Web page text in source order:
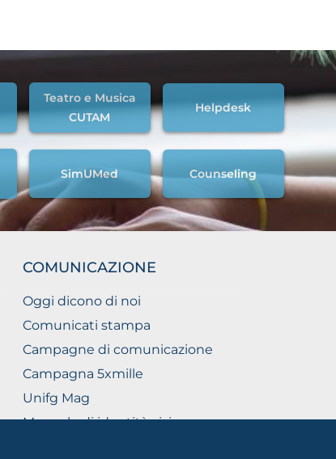
Teatro e Musica
CUTAM
Helpdesk
SimUMed Counseling
COMUNICAZIONE
Oggi dicono di noi
Comunicati stampa
Campagne di comunicazione
Campagna 5xmille
Unifg Mag
Manuale di identità visiva